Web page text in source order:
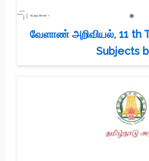
வேளாண் அறிவியல், 11 th
Subjects